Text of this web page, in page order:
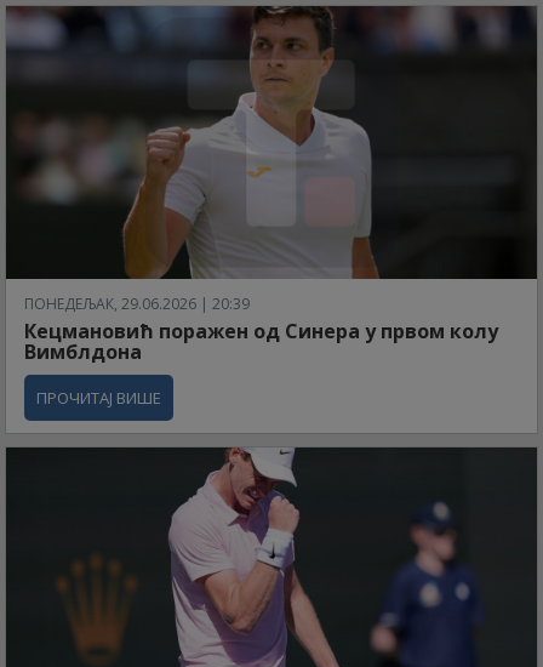
ПОНЕДЕЉАК, 29.06.2026 | 20:39
Кецмановић поражен од Синера у првом колу
Вимблдона
ПРОЧИТАЈ ВИШЕ